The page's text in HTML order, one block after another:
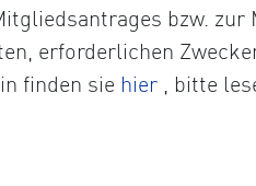
bzw.
erforderlichen
finden sie hier
Öffnet
, bitte